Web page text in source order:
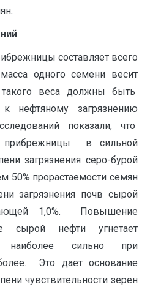
составляет всего
одного семени весит
веса должны быть
нефтяному загрязнению
показали, что
прибрежницы в сильной
загрязнения серо-бурой
50% прорастаемости семян
загрязнения почв сырой
1,0%. Повышение
сырой нефти угнетает
наиболее сильно при
Это дает основание
чувствительности зерен